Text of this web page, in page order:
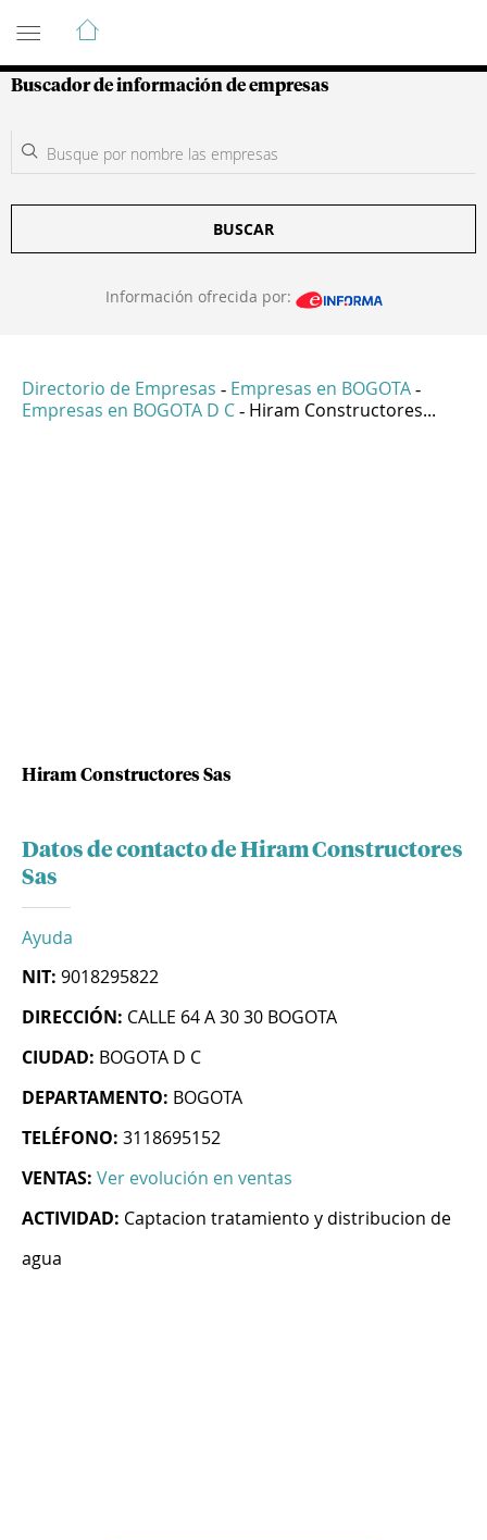
Guía de Empresas Colombianas
Buscador de información de empresas
BUSCAR
Información ofrecida por:
Directorio de Empresas - Empresas en BOGOTA -
Empresas en BOGOTA D C - Hiram Constructores...
Hiram Constructores Sas
Datos de contacto de Hiram Constructores
Sas
Ayuda
NIT: 9018295822
DIRECCIÓN: CALLE 64 A 30 30 BOGOTA
CIUDAD: BOGOTA D C
DEPARTAMENTO: BOGOTA
TELÉFONO: 3118695152
VENTAS: Ver evolución en ventas
ACTIVIDAD: Captacion tratamiento y distribucion de
agua